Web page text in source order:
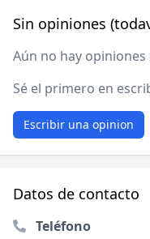
Sin opiniones
Aún no hay
Sé el primero en
Escribir una opinion
Datos de contacto
Teléfono